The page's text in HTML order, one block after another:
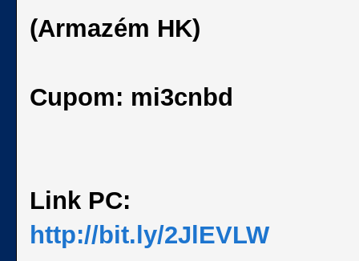
(Armazém HK)
Cupom: mi3cnbd
Link PC:
http://bit.ly/2JlEVLW